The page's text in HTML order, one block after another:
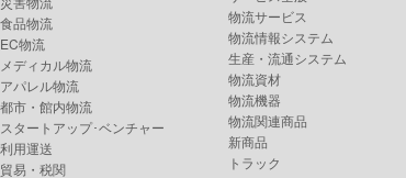
食品物流
EC物流
メディカル物流
アパレル物流
都市・館内物流
スタートアップ･ベンチャー
利用運送
貿易・税関
物流サービス
物流情報システム
生産・流通システム
物流資材
物流機器
物流関連商品
新商品
トラック